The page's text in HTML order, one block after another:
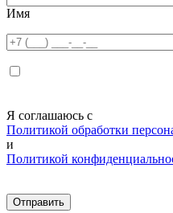
Имя
Я соглашаюсь с
Политикой обработки
и
Политикой